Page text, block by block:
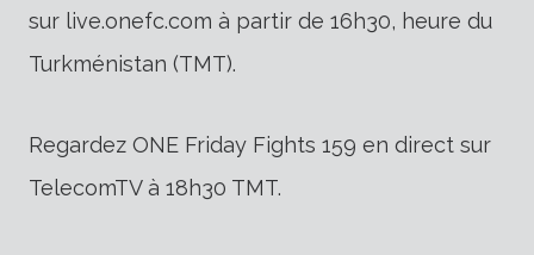
sur live.onefc.com à partir de 16h30, heure du
Turkménistan (TMT).
Regardez ONE Friday Fights 159 en direct sur
TelecomTV à 18h30 TMT.